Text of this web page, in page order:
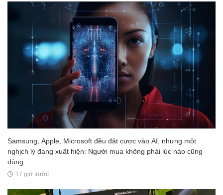
Samsung, Apple, Microsoft đều đặt cược vào AI, nhưng một
nghịch lý đang xuất hiện: Người mua không phải lúc nào cũng
dùng
17 giờ trước